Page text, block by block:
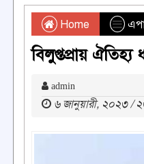
Home
বিলুপ্তপ্রায়
admin
৬ জানুয়ারী, ২০২৩ /